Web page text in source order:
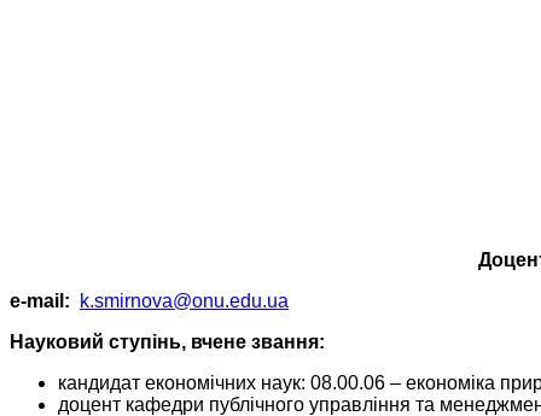
e-mail:
k.smirnova@onu.edu.ua
Науковий ступінь, вчене звання:
кандидат економічних наук: 08.00.06 – економіка
доцент кафедри публічного управління та